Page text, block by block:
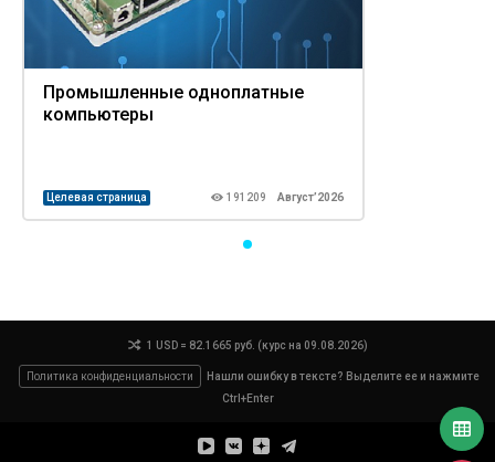
Промышленные одноплатные
компьютеры
Целевая страница 191209 Август’2026
1 USD = 82.1665 руб. (курс на 09.08.2026)
Политика конфиденциальности
Нашли ошибку в тексте? Выделите ее и нажмите
Ctrl+Enter